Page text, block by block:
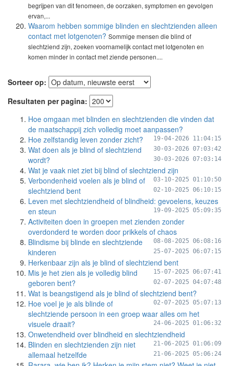
begrijpen van dit fenomeen, de oorzaken, symptomen en gevolgen
ervan,...
Waarom hebben sommige blinden en slechtzienden alleen
contact met lotgenoten? Sommige mensen die blind of
slechtziend zijn, zoeken voornamelijk contact met lotgenoten en
komen minder in contact met ziende personen....
Sorteer op:
Resultaten per pagina:
Hoe omgaan met blinden en slechtzienden die vinden dat
de maatschappij zich volledig moet aanpassen?
19-04-2026 11:04:15
Hoe zelfstandig leven zonder zicht?
30-03-2026 07:03:42
Wat doen als je blind of slechtziend
wordt?
30-03-2026 07:03:14
Wat je vaak niet ziet bij blind of slechtziend zijn
03-10-2025 01:10:50
Verbondenheid voelen als je blind of
slechtziend bent
02-10-2025 06:10:15
Leven met slechtziendheid of blindheid: gevoelens, keuzes
en steun
19-09-2025 05:09:35
Activiteiten doen in groepen met zienden zonder
overdonderd te worden door prikkels of chaos
08-08-2025 06:08:16
Blindisme bij blinde en slechtziende
kinderen
25-07-2025 06:07:15
Herkenbaar zijn als je blind of slechtziend bent
15-07-2025 06:07:41
Mis je het zien als je volledig blind
geboren bent?
02-07-2025 04:07:48
Wat is beangstigend als je blind of slechtziend bent?
02-07-2025 05:07:13
Hoe voel je je als blinde of
slechtziende persoon in een groep waar alles om het
visuele draait?
24-06-2025 01:06:32
Onwetendheid over blindheid en slechtziendheid
21-06-2025 01:06:09
Blinden en slechtzienden zijn niet
allemaal hetzelfde
21-06-2025 05:06:24